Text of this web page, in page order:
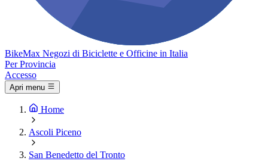
BikeMax Negozi di Biciclette e Officine in Italia
Per Provincia
Accesso
Apri menu
Home
Ascoli Piceno
San Benedetto del Tronto